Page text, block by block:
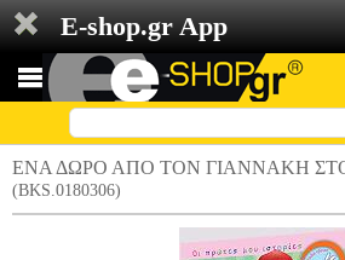
E-shop.gr App
ΕΝΑ ΔΩΡΟ ΑΠΟ ΤΟΝ ΓΙΑΝΝΑΚΗ
(BKS.0180306)